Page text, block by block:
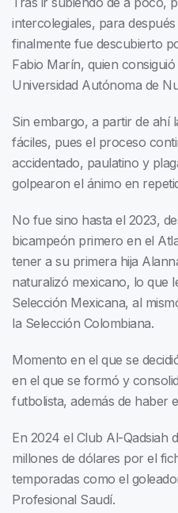
intercolegiales, para
finalmente fue descubierto
Fabio Marín, quien
Universidad Autónoma de
Sin embargo, a partir de ahí
fáciles, pues el proceso
accidentado, paulatino y
golpearon el ánimo en
No fue sino hasta el 2023,
bicampeón primero en el
tener a su primera hija
naturalizó mexicano, lo que
Selección Mexicana, al
la Selección Colombiana.
Momento en el que se
en el que se formó y
futbolista, además de haber
En 2024 el Club Al-Qadsiah
millones de dólares por el
temporadas como el
Profesional Saudí.